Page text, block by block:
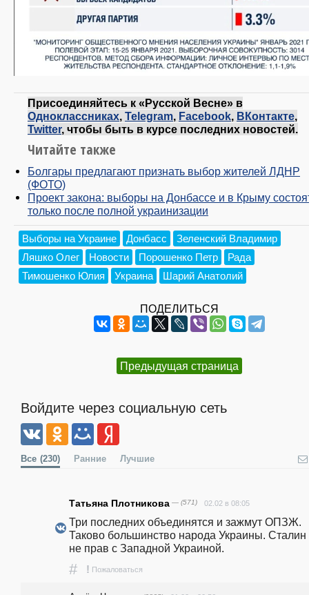
Присоединяйтесь к «Русской Весне» в
Одноклассниках, Telegram, Facebook, ВКонтакте,
Twitter, чтобы быть в курсе последних новостей.
Читайте также
Болгары предлагают признать выбор жителей ЛДНР
(ФОТО)
Проект закона: выборы на Донбассе и в Крыму
только после полной украинизации
Выборы на Украине Донбасс
Зеленский Владимир
Ляшко Олег
Новости Порошенко Петр
Рада
Тимошенко Юлия
Украина Шарий Анатолий
ПОДЕЛИТЬСЯ
Предыдущая страница
Войдите через социальную сеть
Все (230) Ранние Лучшие
Татьяна Плотникова — (571) 02.02 в 08:05
Три последних объединятся и зажмут ОПЗЖ.
Таково большинство народа Украины.
не прав с Западной Украиной.
# ! Пожаловаться